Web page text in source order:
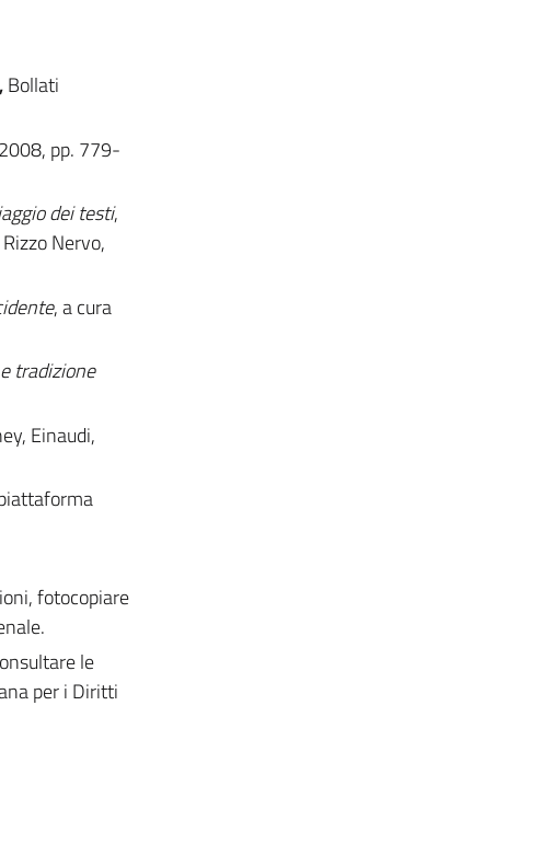
Bollati
pp. 779-
dei testi,
Nervo,
, a cura
tradizione
Einaudi,
fotocopiare
le
per i Diritti